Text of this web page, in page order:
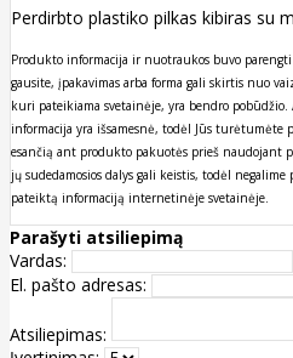
Perdirbto plastiko pilkas kibiras su
Produkto informacija ir nuotraukos buvo
gausite, įpakavimas arba forma gali skirtis nuo
kuri pateikiama svetainėje, yra bendro
informacija yra išsamesnė, todėl Jūs turėtumėte
esančią ant produkto pakuotės prieš naudojant
jų sudedamosios dalys gali keistis, todėl
pateiktą informaciją internetinėje svetainėje.
Parašyti atsiliepimą
Vardas:
El. pašto adresas:
Atsiliepimas: